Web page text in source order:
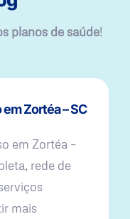
planos de saúde!
Zortéa – SC
em Zortéa –
rede de
mais